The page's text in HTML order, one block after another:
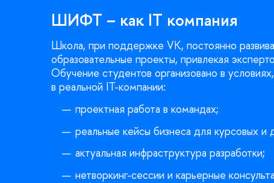
ШИФТ – как IT компания
Школа, при поддержке VK, постоянно
образовательные проекты, привлекая
Обучение студентов организовано в
в реальной IT-компании:
проектная работа в командах;
реальные кейсы бизнеса для курсовых и
актуальная инфраструктура разработки;
нетворкинг-сессии и карьерные